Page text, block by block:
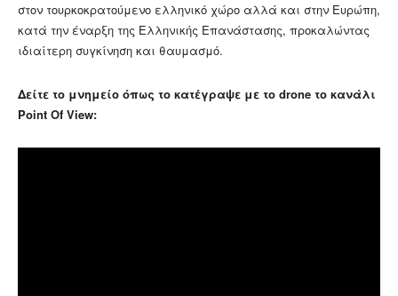
στον τουρκοκρατούμενο ελληνικό χώρο αλλά και στην Ευρώπη,
κατά την έναρξη της Ελληνικής Επανάστασης, προκαλώντας
ιδιαίτερη συγκίνηση και θαυμασμό.
Δείτε το μνημείο όπως το κατέγραψε με το drone το κανάλι
Point Of View: